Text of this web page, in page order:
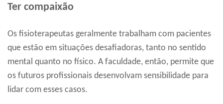
Ter compaixão
Os fisioterapeutas geralmente trabalham com pacientes
que estão em situações desafiadoras, tanto no sentido
mental quanto no físico. A faculdade, então, permite que
os futuros profissionais desenvolvam sensibilidade para
lidar com esses casos.